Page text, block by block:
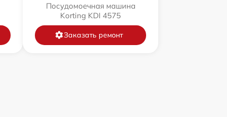
Посудомоечная машина
Korting KDI 4575
Заказать ремонт